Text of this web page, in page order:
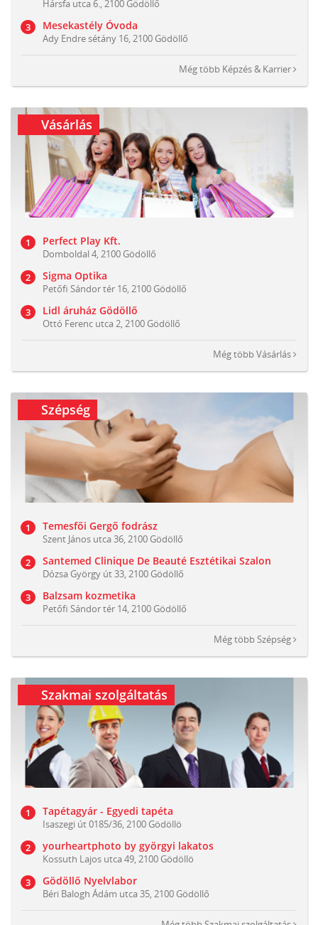
Hársfa utca 6., 2100 Gödöllő
Mesekastély Óvoda
Ady Endre sétány 16, 2100 Gödöllő
Még több Képzés & Karrier
Vásárlás
Perfect Play Kft.
Domboldal 4, 2100 Gödöllő
Sigma Optika
Petőfi Sándor tér 16, 2100 Gödöllő
Lidl áruház Gödöllő
Ottó Ferenc utca 2, 2100 Gödöllő
Még többVásárlás
Szépség
Temesfői Gergő fodrász
Szent János utca 36, 2100 Gödöllő
Santemed Clinique De Beauté Esztétikai Szalon
Dózsa György út 33, 2100 Gödöllő
Balzsam kozmetika
Petőfi Sándor tér 14, 2100 Gödöllő
Még többSzépség
Szakmai szolgáltatás
Tapétagyár - Egyedi tapéta
Isaszegi út 0185/36, 2100 Gödöllö
yourheartphoto by györgyi lakatos
Kossuth Lajos utca 49, 2100 Gödöllö
Gödöllő Nyelvlabor
Béri Balogh Ádám utca 35, 2100 Gödöllő